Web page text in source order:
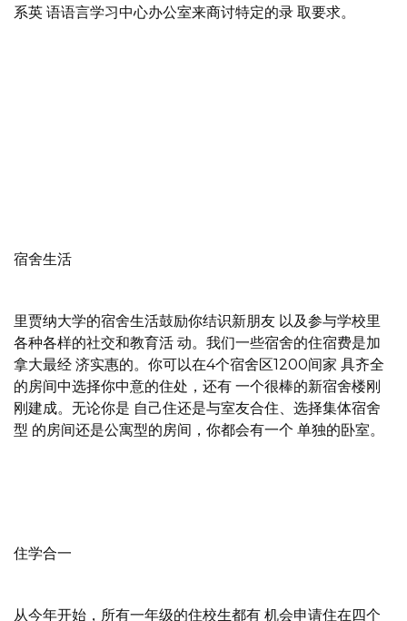
系英 语语言学习中心办公室来商讨特定的录 取要求。
宿舍生活
里贾纳大学的宿舍生活鼓励你结识新朋友 以及参与学校里
各种各样的社交和教育活 动。我们一些宿舍的住宿费是加
拿大最经 济实惠的。你可以在4个宿舍区1200间家 具齐全
的房间中选择你中意的住处，还有 一个很棒的新宿舍楼刚
刚建成。无论你是 自己住还是与室友合住、选择集体宿舍
型 的房间还是公寓型的房间，你都会有一个 单独的卧室。
住学合一
从今年开始，所有一年级的住校生都有 机会申请住在四个